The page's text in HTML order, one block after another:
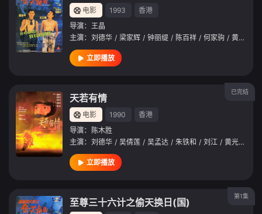
电影 1993
香港
导演： 王晶
主演： 刘德华 / 梁家辉 / 钟丽缇 / 陈百祥 / 何家驹 / 黄光亮
立即播放
已完结
天若有情
电影 1990
香港
导演：
陈木胜
主演： 刘德华 / 吴倩莲 / 吴孟达 / 朱铁和 / 刘江 / 黄光亮
立即播放
第1集
至尊三十六计之偷天换日(国)